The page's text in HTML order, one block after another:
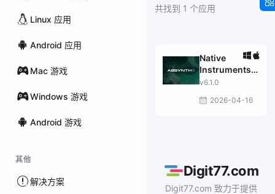
Linux 应用
Android 应用
Mac 游戏
Windows 游戏
Android 游戏
其他
解决方案
共找到 1 个应用
Native
Instruments
Absynth
v6.1.0
2026-04-16
Digit77.com
Digit77.com 致力于提供